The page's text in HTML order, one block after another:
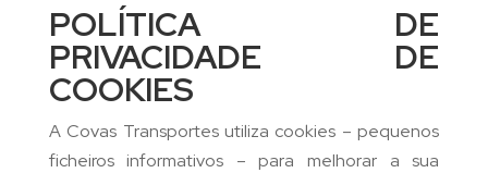
POLÍTICA DE
PRIVACIDADE DE
COOKIES
A Covas Transportes utiliza cookies – pequenos
ficheiros informativos – para melhorar a sua